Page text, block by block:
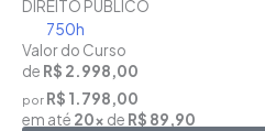
DIREITO PÚBLICO
750h
Valor do Curso
de R$ 2.998,00
por R$ 1.798,00
em até 20x de R$ 89,90